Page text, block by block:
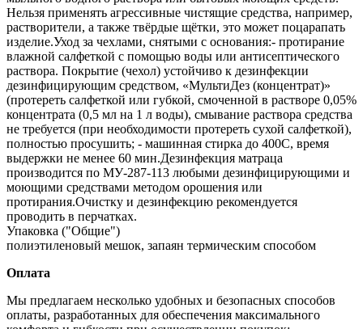
Нельзя применять агрессивные чистящие средства, например,
растворители, а также твёрдые щётки, это может поцарапать
изделие.Уход за чехлами, снятыми с основания:- протирание
влажной салфеткой с помощью воды или антисептического
раствора. Покрытие (чехол) устойчиво к дезинфекции
дезинфицирующим средством, «МультиДез (концентрат)»
(протереть салфеткой или губкой, смоченной в растворе 0,05%
концентрата (0,5 мл на 1 л воды), смывание раствора средства
не требуется (при необходимости протереть сухой салфеткой),
полностью просушить; - машинная стирка до 400С, время
выдержки не менее 60 мин.Дезинфекция матраца
производится по МУ‐287‐113 любыми дезинфицирующими и
моющими средствами методом орошения или
протирания.Очистку и дезинфекцию рекомендуется
проводить в перчатках.
Упаковка ("Общие")
полиэтиленовый мешок, запаян термическим способом
Оплата
Мы предлагаем несколько удобных и безопасных способов
оплаты, разработанных для обеспечения максимального